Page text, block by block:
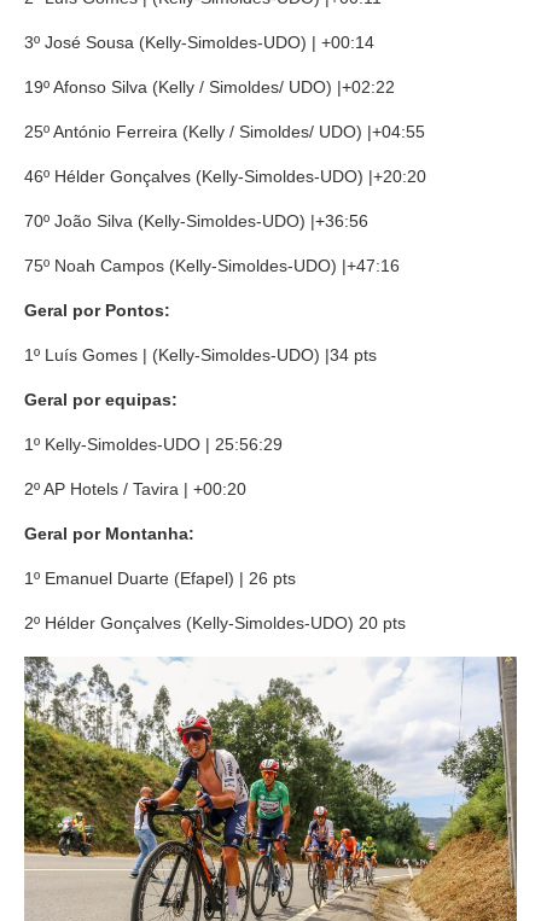
3º José Sousa (Kelly-Simoldes-UDO) | +00:14
19º Afonso Silva (Kelly / Simoldes/ UDO) |+02:22
25º António Ferreira (Kelly / Simoldes/ UDO) |+04:55
46º Hélder Gonçalves (Kelly-Simoldes-UDO) |+20:20
70º João Silva (Kelly-Simoldes-UDO) |+36:56
75º Noah Campos (Kelly-Simoldes-UDO) |+47:16
Geral por Pontos:
1º Luís Gomes | (Kelly-Simoldes-UDO) |34 pts
Geral por equipas:
1º Kelly-Simoldes-UDO | 25:56:29
2º AP Hotels / Tavira | +00:20
Geral por Montanha:
1º Emanuel Duarte (Efapel) | 26 pts
2º Hélder Gonçalves (Kelly-Simoldes-UDO) 20 pts